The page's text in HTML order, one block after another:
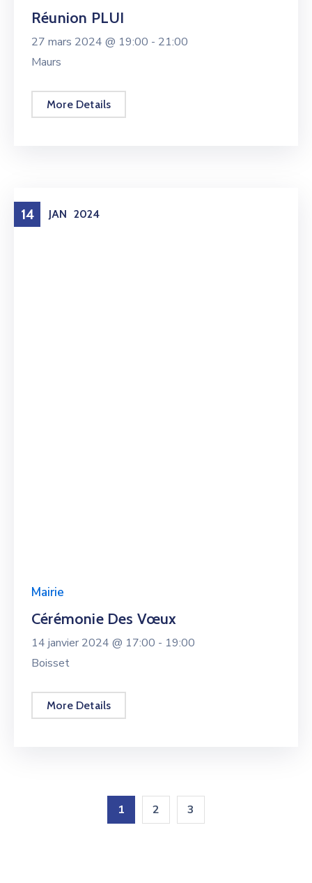
Réunion PLUI
27 mars 2024 @ 19:00 - 21:00
Maurs
More Details
14 JAN 2024
Mairie
Cérémonie Des Vœux
14 janvier 2024 @ 17:00 - 19:00
Boisset
More Details
1 2 3